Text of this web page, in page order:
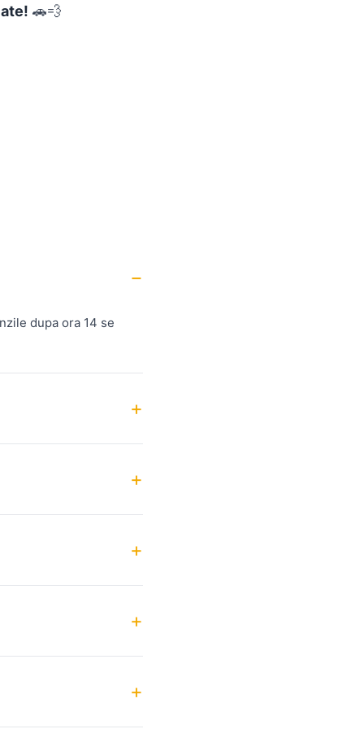
🚗💨
dupa ora 14 se